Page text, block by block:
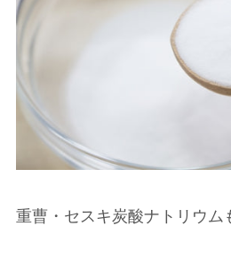
重曹・セスキ炭酸ナトリウム